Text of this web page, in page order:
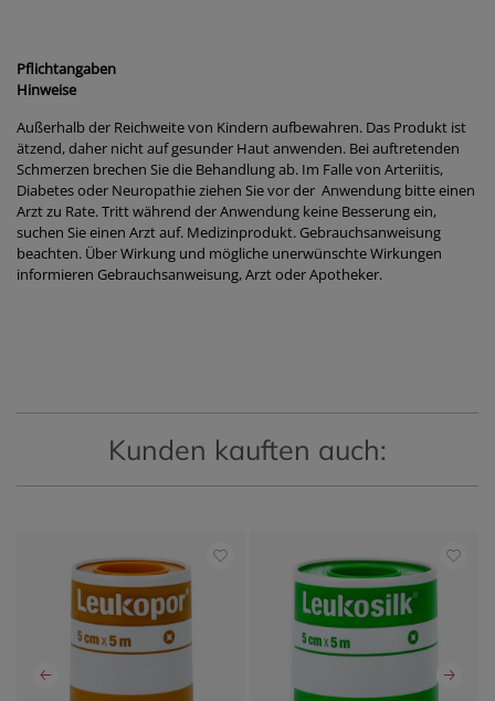
Pflichtangaben
Hinweise
Außerhalb der Reichweite von Kindern aufbewahren. Das Produkt ist
ätzend, daher nicht auf gesunder Haut anwenden. Bei auftretenden
Schmerzen brechen Sie die Behandlung ab. Im Falle von Arteriitis,
Diabetes oder Neuropathie ziehen Sie vor der Anwendung bitte einen
Arzt zu Rate. Tritt während der Anwendung keine Besserung ein,
suchen Sie einen Arzt auf. Medizinprodukt. Gebrauchsanweisung
beachten. Über Wirkung und mögliche unerwünschte Wirkungen
informieren Gebrauchsanweisung, Arzt oder Apotheker.
Kunden kauften auch: